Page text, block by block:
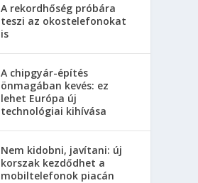
A rekordhőség próbára
teszi az okostelefonokat
is
A chipgyár-építés
önmagában kevés: ez
lehet Európa új
technológiai kihívása
Nem kidobni, javítani: új
korszak kezdődhet a
mobiltelefonok piacán